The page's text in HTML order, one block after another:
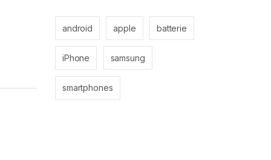
android apple batterie
iPhone samsung
smartphones